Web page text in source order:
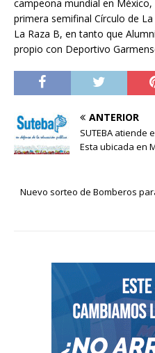
campeona mundial en México,
primera semifinal Círculo de
La Raza B, en tanto que
propio con Deportivo
ANTERIOR
SUTEBA atiende
Esta ubicada en
Nuevo sorteo de Bomberos